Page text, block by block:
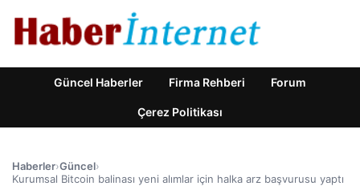
Güncel Haberler Firma Rehberi Forum
Çerez Politikası
Haberler›Güncel›
Kurumsal Bitcoin balinası yeni alımlar için halka arz başvurusu yaptı